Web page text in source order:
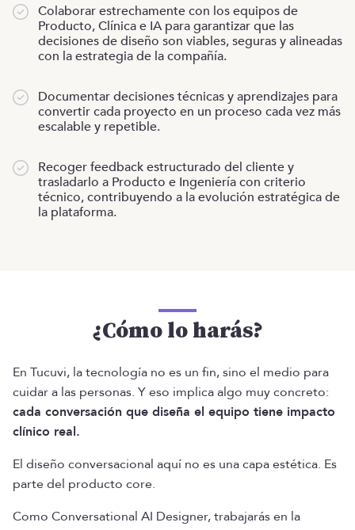
Colaborar estrechamente con los equipos de
Producto, Clínica e IA para garantizar que las
decisiones de diseño son viables, seguras y alineadas
con la estrategia de la compañía.
Documentar decisiones técnicas y aprendizajes para
convertir cada proyecto en un proceso cada vez más
escalable y repetible.
Recoger feedback estructurado del cliente y
trasladarlo a Producto e Ingeniería con criterio
técnico, contribuyendo a la evolución estratégica de
la plataforma.
¿Cómo lo harás?
En Tucuvi, la tecnología no es un fin, sino el medio para
cuidar a las personas. Y eso implica algo muy concreto:
cada conversación que diseña el equipo tiene impacto
clínico real.
El diseño conversacional aquí no es una capa estética. Es
parte del producto core.
Como Conversational AI Designer, trabajarás en la